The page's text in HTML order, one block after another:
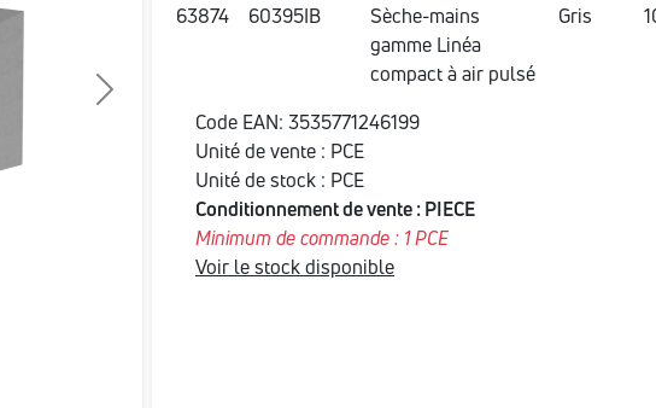
Next
63874
60395IB
Sèche-mains
gamme Linéa
compact à air pulsé
Gris
Code EAN: 3535771246199
Unité de vente : PCE
Unité de stock : PCE
Conditionnement de vente : PIECE
Minimum de commande : 1 PCE
Voir le stock disponible